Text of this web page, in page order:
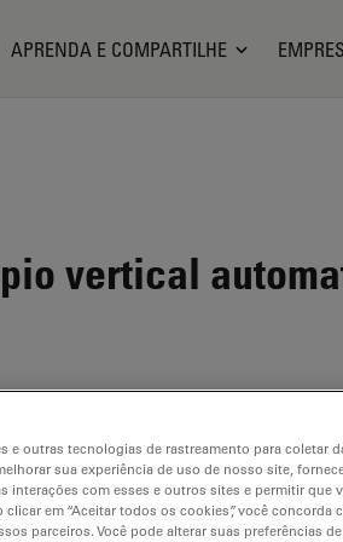
APRENDA E COMPARTILHE
vertical
enquire about recent alternative
e outras tecnologias de rastreamento para coletar
sua experiência de uso de nosso site,
interações com esses e outros sites e permitir que
em “Aceitar todos os cookies”, você concorda
parceiros. Você pode alterar suas preferências de